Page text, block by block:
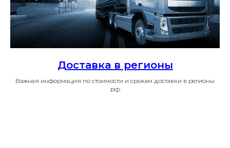
Доставка в регионы
Важная информация по стоимости и срокам доставки в регионы
РФ